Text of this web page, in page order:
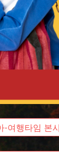
-여행타임 본